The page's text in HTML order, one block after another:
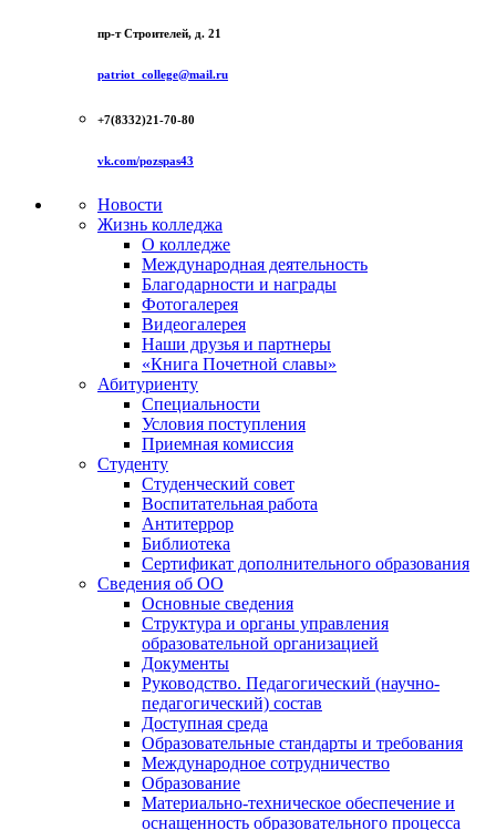
пр-т Строителей, д. 21
patriot_college@mail.ru
+7(8332)21-70-80
vk.com/pozspas43
Новости
Жизнь колледжа
О колледже
Международная деятельность
Благодарности и награды
Фотогалерея
Видеогалерея
Наши друзья и партнеры
«Книга Почетной славы»
Абитуриенту
Специальности
Условия поступления
Приемная комиссия
Студенту
Студенческий совет
Воспитательная работа
Антитеррор
Библиотека
Сертификат дополнительного образования
Сведения об ОО
Основные сведения
Структура и органы управления
образовательной организацией
Документы
Руководство. Педагогический (научно-
педагогический) состав
Доступная среда
Образовательные стандарты и требования
Международное сотрудничество
Образование
Материально-техническое обеспечение и
оснащенность образовательного процесса